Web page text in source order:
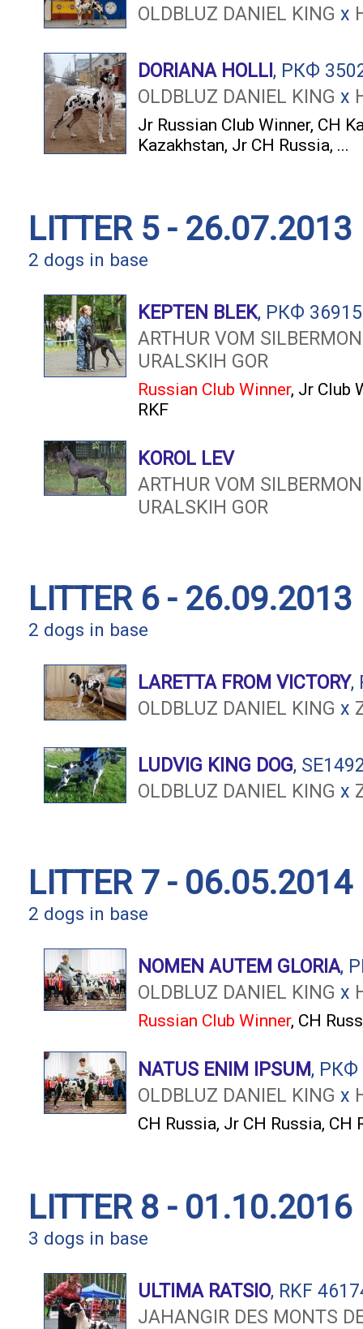
OLDBLUZ DANIEL KING x
DORIANA HOLLI , РКФ
OLDBLUZ DANIEL KING x
Jr Russian Club Winner, CH
Kazakhstan, Jr CH Russia, ...
LITTER 5 - 26.07.2013
2 dogs in base
KEPTEN BLEK, РКФ
ARTHUR VOM
URALSKIH GOR
Russian Club Winner, Jr Club
RKF
KOROL LEV
ARTHUR VOM
URALSKIH GOR
LITTER 6 - 26.09.2013
2 dogs in base
LARETTA FROM VICTORY,
OLDBLUZ DANIEL KING x
LUDVIG KING DOG,
OLDBLUZ DANIEL KING x
LITTER 7 - 06.05.2014
2 dogs in base
NOMEN AUTEM GLORIA,
OLDBLUZ DANIEL KING x
Russian Club Winner, CH
NATUS ENIM IPSUM, РКФ
OLDBLUZ DANIEL KING x
CH Russia, Jr CH Russia, CH
LITTER 8 - 01.10.2016
3 dogs in base
ULTIMA RATSIO, RKF
JAHANGIR DES MONTS